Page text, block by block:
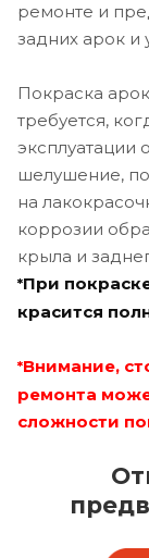
ремонте и
задних арок и
Покраска
требуется,
эксплуатации
шелушение,
на
коррозии
крыла и
*При
красится
*Внимание,
ремонта
сложности